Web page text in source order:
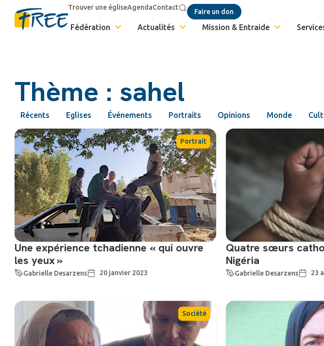
Trouver une égliseAgendaContact
Faire un don
Fédération Actualités Mission & Entraide
Thème : sahel
Récents Eglises Événements Portraits Opinions Monde
Portrait
Une expérience tchadienne « qui ouvre
les yeux »
Gabrielle Desarzens 20 janvier 2023
Quatre sœurs
Nigéria
Gabrielle Desarzens 23
Société